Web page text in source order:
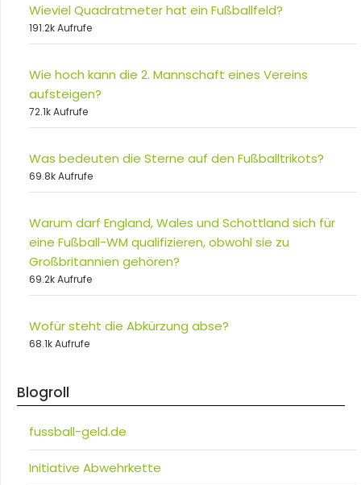
Wieviel Quadratmeter hat ein Fußballfeld?
191.2k Aufrufe
Wie hoch kann die 2. Mannschaft eines Vereins
aufsteigen?
72.1k Aufrufe
Was bedeuten die Sterne auf den Fußballtrikots?
69.8k Aufrufe
Warum darf England, Wales und Schottland sich für
eine Fußball-WM qualifizieren, obwohl sie zu
Großbritannien gehören?
69.2k Aufrufe
Wofür steht die Abkürzung abse?
68.1k Aufrufe
Blogroll
fussball-geld.de
Initiative Abwehrkette